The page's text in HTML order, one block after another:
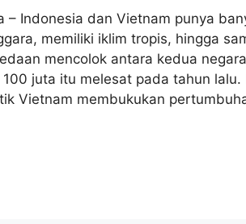
Indonesia dan Vietnam punya
memiliki iklim tropis, hingga
mencolok antara kedua
juta itu melesat pada tahun
Vietnam membukukan